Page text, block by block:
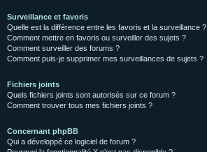
Surveillance et favoris
Quelle est la différence entre les favoris et la surveillance ?
Comment mettre en favoris ou surveiller des sujets ?
Comment surveiller des forums ?
Comment puis-je supprimer mes surveillances de sujets ?
Fichiers joints
Quels fichiers joints sont autorisés sur ce forum ?
Comment trouver tous mes fichiers joints ?
Concernant phpBB
Qui a développé ce logiciel de forum ?